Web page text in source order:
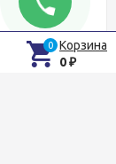
В наличии
0 Корзина
0 ₽